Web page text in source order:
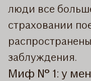
люди все
страховании
заблуждения.
Миф № 1: у